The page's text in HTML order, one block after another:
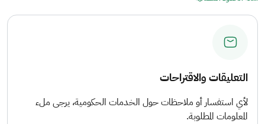
التعليقات والاقتراحات
لأي استفسار أو ملاحظات حول الخدمات الحكومية، يرجى ملء
المعلومات المطلوبة.